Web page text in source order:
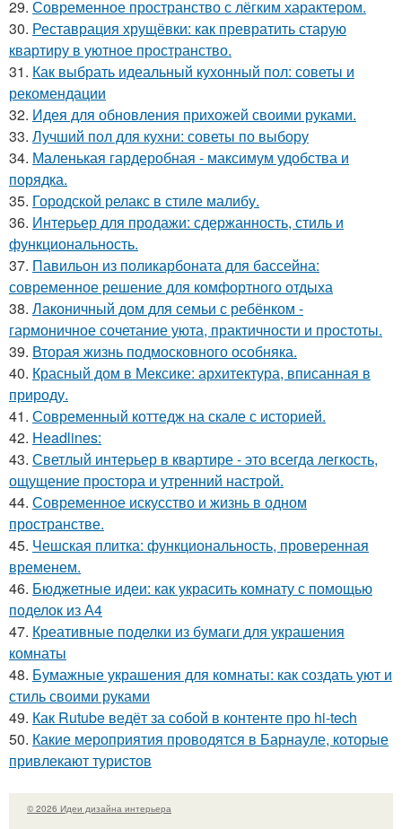
29. Современное пространство с лёгким характером.
30. Реставрация хрущёвки: как превратить старую
квартиру в уютное пространство.
31. Как выбрать идеальный кухонный пол: советы и
рекомендации
32. Идея для обновления прихожей своими руками.
33. Лучший пол для кухни: советы по выбору
34. Маленькая гардеробная - максимум удобства и
порядка.
35. Городской релакс в стиле малибу.
36. Интерьер для продажи: сдержанность, стиль и
функциональность.
37. Павильон из поликарбоната для бассейна:
современное решение для комфортного отдыха
38. Лаконичный дом для семьи с ребёнком -
гармоничное сочетание уюта, практичности и простоты.
39. Вторая жизнь подмосковного особняка.
40. Красный дом в Мексике: архитектура, вписанная в
природу.
41. Современный коттедж на скале с историей.
42. Headlines:
43. Светлый интерьер в квартире - это всегда легкость,
ощущение простора и утренний настрой.
44. Современное искусство и жизнь в одном
пространстве.
45. Чешская плитка: функциональность, проверенная
временем.
46. Бюджетные идеи: как украсить комнату с помощью
поделок из А4
47. Креативные поделки из бумаги для украшения
комнаты
48. Бумажные украшения для комнаты: как создать уют и
стиль своими руками
49. Как Rutube ведёт за собой в контенте про hi-tech
50. Какие мероприятия проводятся в Барнауле, которые
привлекают туристов
© 2026 Идеи дизайна интерьера